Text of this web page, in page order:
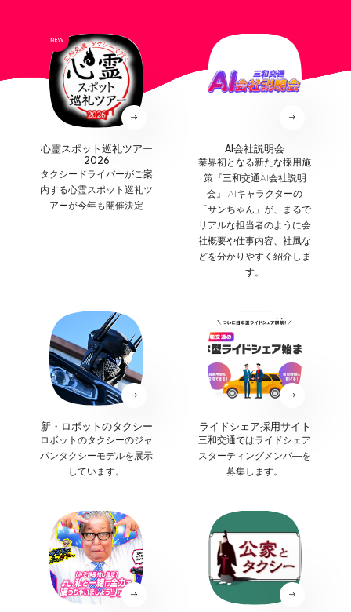
心霊スポット巡礼ツアー
2026
タクシードライバーがご案
内する心霊スポット巡礼ツ
アーが今年も開催決定
AI会社説明会
業界初となる新たな採用施
策『三和交通AI会社説明
会』 AIキャラクターの
「サンちゃん」が、まるで
リアルな担当者のように会
社概要や仕事内容、社風な
どを分かりやすく紹介しま
す。
新・ロボットのタクシー
ロボットのタクシーのジャ
パンタクシーモデルを展示
しています。
ライドシェア採用サイト
三和交通ではライドシェア
スターティングメンバ―を
募集します。